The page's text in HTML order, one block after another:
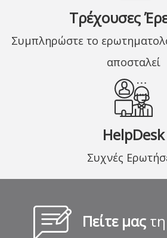
Τρέχουσες
Συμπληρώστε το
αποσταλεί
HelpDesk
Συχνές
Πείτε μας